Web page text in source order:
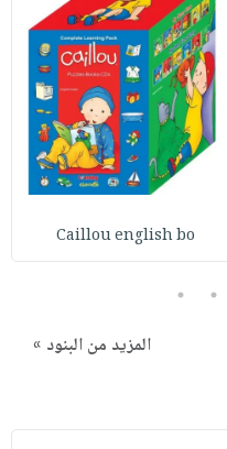
Caillou english bo
4
5
المزيد من البنود »